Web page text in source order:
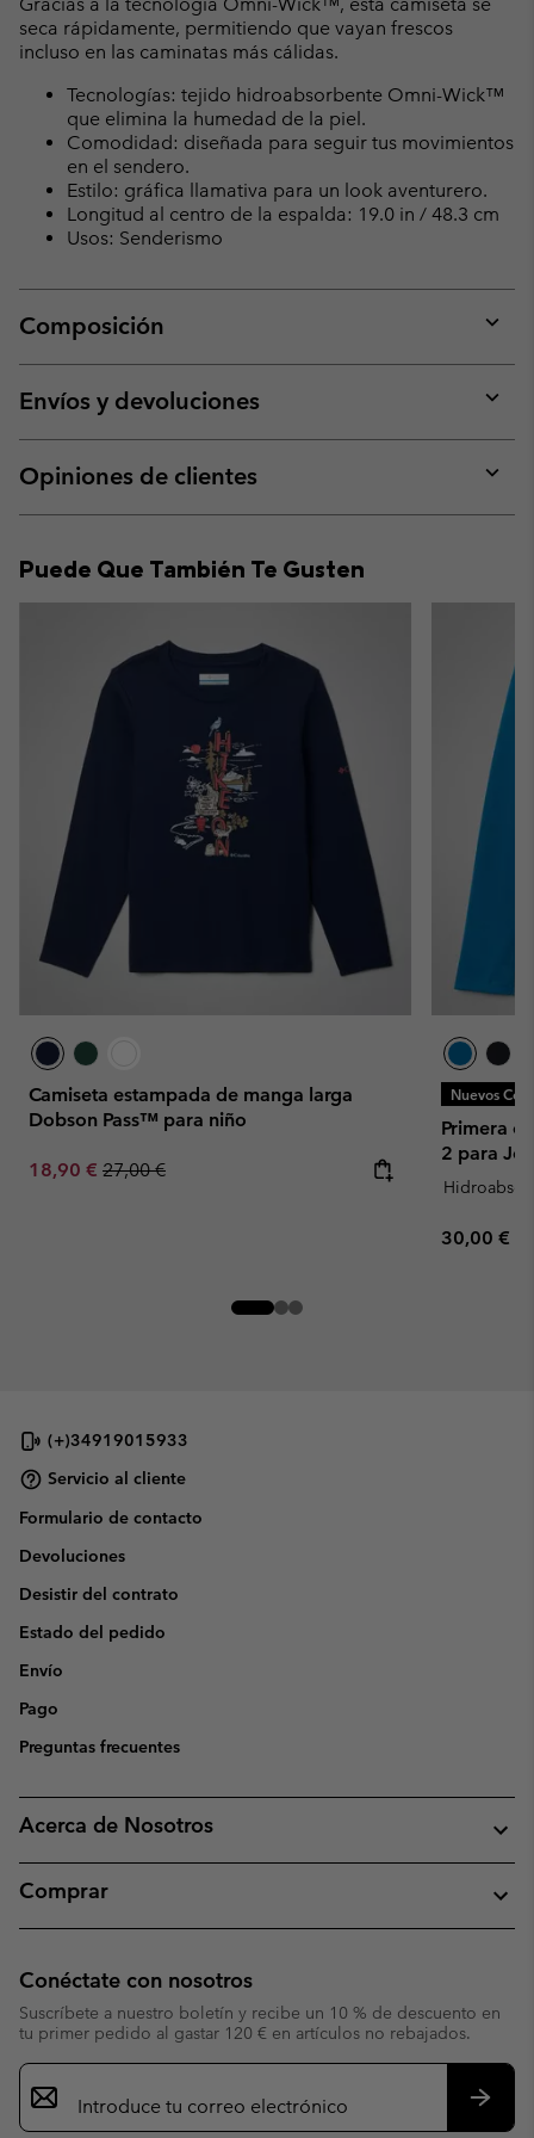
seca rápidamente, permitiendo que vayan frescos
incluso en las caminatas más cálidas.
Tecnologías: tejido hidroabsorbente Omni-Wick™
que elimina la humedad de la piel.
Comodidad: diseñada para seguir tus movimientos
en el sendero.
Estilo: gráfica llamativa para un look aventurero.
Longitud al centro de la espalda: 19.0 in / 48.3 cm
Usos: Senderismo
Composición
or
Envíos y devoluciones
or
Opiniones de clientes
or
Puede Que También Te Gusten
Camiseta estampada de manga larga
Dobson Pass™ para niño
Sale price:
18,90 € Regular price:
27,00 €
Nuevos
Primera
2 para
Regular
30,00 €
(+)34919015933
Servicio al cliente
Formulario de contacto
Devoluciones
Desistir del contrato
Estado del pedido
Envío
Pago
Preguntas frecuentes
Acerca de Nosotros
Comprar
Conéctate con nosotros
Suscríbete a nuestro boletín y recibe un 10 % de descuento en
tu primer pedido al gastar 120 € en artículos no rebajados.
Suscripción
de
correo